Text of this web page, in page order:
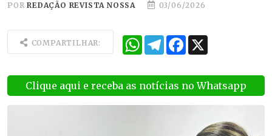
PORREDAÇÃO REVISTA NOSSA 03/06/2026
COMPARTILHAR: WhatsApp
TelegramFacebook
Clique aqui e receba as notícias no Whatsapp